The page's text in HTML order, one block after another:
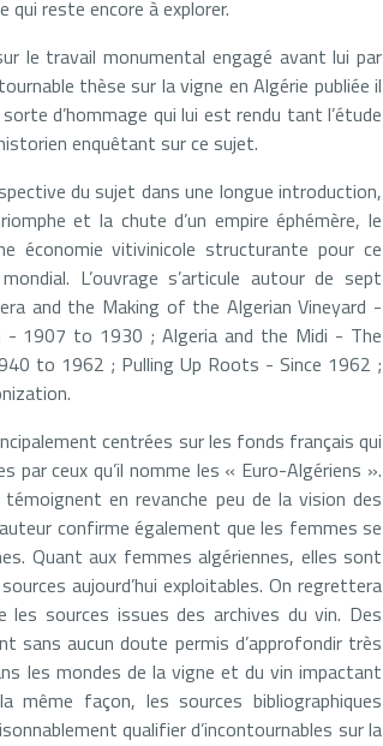
reste encore à explorer.
le travail monumental engagé avant lui par
thèse sur la vigne en Algérie publiée il
sorte d’hommage qui lui est rendu tant l’étude
enquêtant sur ce sujet.
du sujet dans une longue introduction,
et la chute d’un empire éphémère, le
économie vitivinicole structurante pour ce
L’ouvrage s’articule autour de sept
and the Making of the Algerian Vineyard -
- 1907 to 1930 ; Algeria and the Midi - The
to 1962 ; Pulling Up Roots - Since 1962 ;
centrées sur les fonds français qui
ceux qu’il nomme les « Euro-Algériens ».
en revanche peu de la vision des
confirme également que les femmes se
Quant aux femmes algériennes, elles sont
aujourd’hui exploitables. On regrettera
les sources issues des archives du vin. Des
sans aucun doute permis d’approfondir très
les mondes de la vigne et du vin impactant
façon, les sources bibliographiques
qualifier d’incontournables sur la